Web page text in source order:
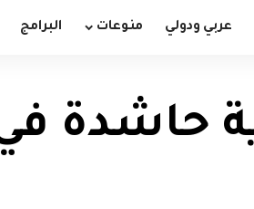
عربي ودولي منوعات البرامج
حاشدة